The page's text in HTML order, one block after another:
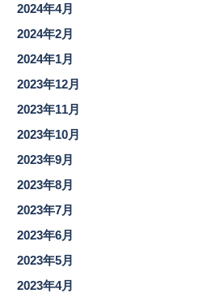
2024年4月
2024年2月
2024年1月
2023年12月
2023年11月
2023年10月
2023年9月
2023年8月
2023年7月
2023年6月
2023年5月
2023年4月